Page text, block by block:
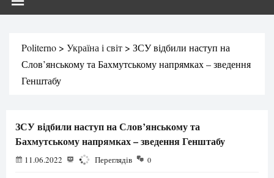
Politerno > Україна і світ > ЗСУ відбили наступ на
Слов’янському та Бахмутському напрямках – зведення
Генштабу
ЗСУ відбили наступ на Слов’янському та
Бахмутському напрямках – зведення Генштабу
11.06.2022 1014 Переглядів 0